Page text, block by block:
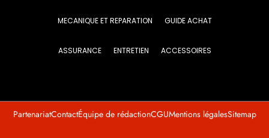
MECANIQUE ET REPARATION GUIDE ACHAT
ASSURANCE ENTRETIEN ACCESSOIRES
PartenariatContactÉquipe de rédactionCGUMentions légalesSitemap